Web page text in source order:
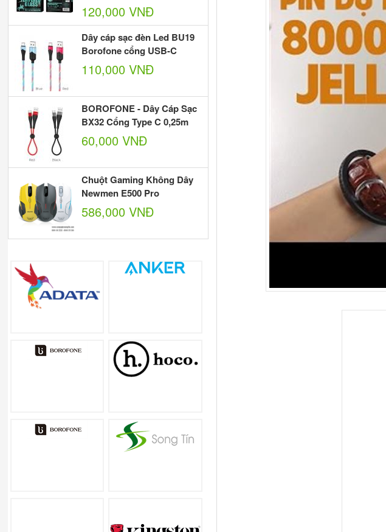
120,000 VNĐ
Dây cáp sạc đèn Led BU19
Borofone cổng USB-C
110,000 VNĐ
BOROFONE - Dây Cáp Sạc
BX32 Cổng Type C 0,25m
60,000 VNĐ
Chuột Gaming Không Dây
Newmen E500 Pro
586,000 VNĐ